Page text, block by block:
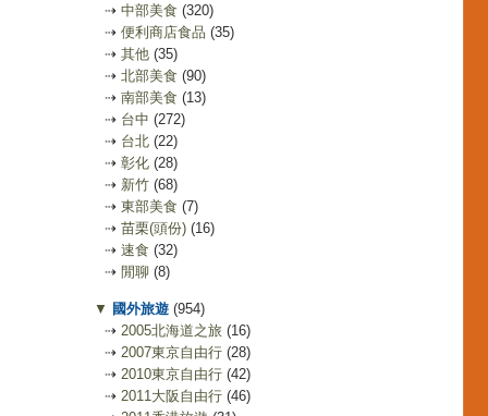
⇢ 中部美食 (320)
⇢ 便利商店食品 (35)
⇢ 其他 (35)
⇢ 北部美食 (90)
⇢ 南部美食 (13)
⇢ 台中 (272)
⇢ 台北 (22)
⇢ 彰化 (28)
⇢ 新竹 (68)
⇢ 東部美食 (7)
⇢ 苗栗(頭份) (16)
⇢ 速食 (32)
⇢ 閒聊 (8)
▼ 國外旅遊 (954)
⇢ 2005北海道之旅 (16)
⇢ 2007東京自由行 (28)
⇢ 2010東京自由行 (42)
⇢ 2011大阪自由行 (46)